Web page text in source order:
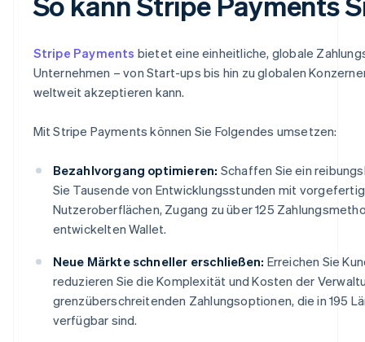
Stripe Payments bietet eine einheitliche, globale
Unternehmen – von Start-ups bis hin zu globalen
weltweit akzeptieren kann.
Mit Stripe Payments können Sie Folgendes umsetzen:
Bezahlvorgang optimieren: Schaffen Sie ein
Sie Tausende von Entwicklungsstunden mit
Nutzeroberflächen, Zugang zu über 125
entwickelten Wallet.
Neue Märkte schneller erschließen: Erreichen Sie
reduzieren Sie die Komplexität und Kosten der
grenzüberschreitenden Zahlungsoptionen, die in 195
verfügbar sind.